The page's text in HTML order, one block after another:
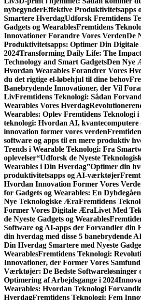
nybegynderEffektive Produktivitetsapps
Smartere HverdagUdforsk Fremtidens
Gadgets og WearablesFremtidens
Innovationer Forandre Vores VerdenDe
Produktivitetsapps: Optimer Din Digitale
2024Transforming Daily Life: The
Technology and Smart GadgetsDen Nye
Hvordan Wearables Forandrer Vores
du det rigtige el-løbehjul til dine behov
Banebrydende Innovationer, der Vil
LivFremtidens Teknologi: Sådan
Wearables Vores Hverdag
Wearables: Oplev Fremtidens Teknologi
teknologi: Hvordan AI,
innovation former vores verden
software og apps til en mere produktiv
Trends i Wearable Teknologi: Fra
oplevelser“Udforsk de Nyeste
Wearables i Din Hverdag”Optimer din
produktivitetsapps og AI-værktøjer
Hvordan Innovation Former Vores
for Gadgets og Wearables: En
Nye Teknologiske ÆraFremtidens
Former Vores Digitale ÆraLivet Med
de Nyeste Gadgets og Wearables
Software og AI-apps der Forvandler din
din hverdag med disse 5 banebrydende
Din Hverdag Smartere med Nyeste
WearablesFremtidens Teknologi:
Innovationer, der Former Vores Samfund
Værktøjer: De Bedste Softwareløsninger
Optimering af Arbejdsgange i 2024
Wearables: Hvordan Teknologi
HverdagFremtidens Teknologi: Fem